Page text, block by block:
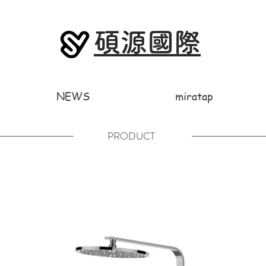
碩源國際
NEWS miratap
PRODUCT